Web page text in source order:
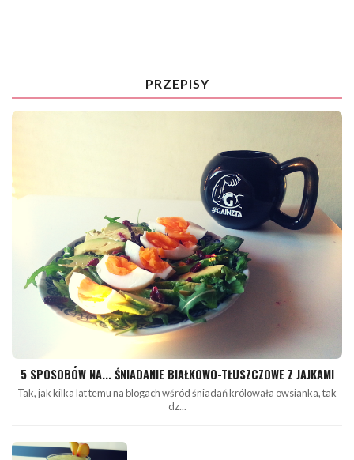
PRZEPISY
5 SPOSOBÓW NA... ŚNIADANIE BIAŁKOWO-TŁUSZCZOWE Z JAJKAMI
Tak, jak kilka lat temu na blogach wśród śniadań królowała owsianka, tak
dz...